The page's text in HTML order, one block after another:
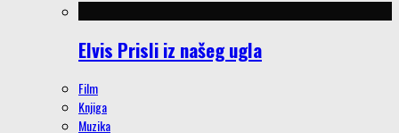
Elvis Prisli iz našeg ugla
Film
Knjiga
Muzika